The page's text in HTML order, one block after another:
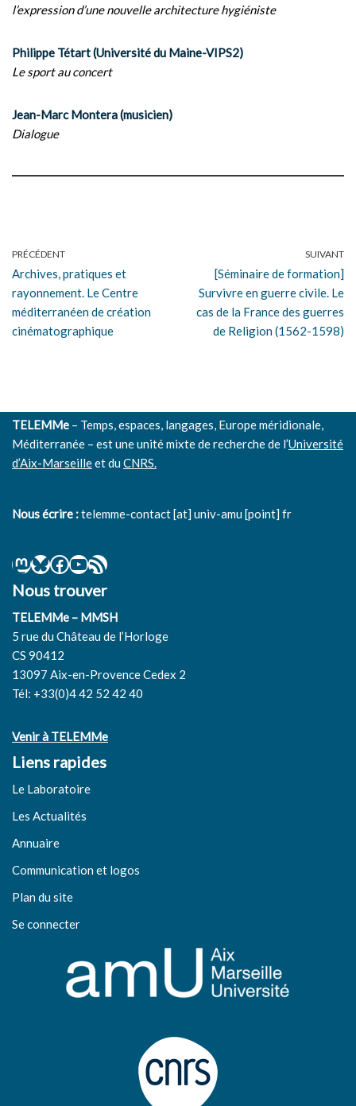
l’expression d’une nouvelle architecture hygiéniste
Philippe Tétart (Université du Maine-VIPS2)
Le sport au concert
Jean-Marc Montera (musicien)
Dialogue
PRÉCÉDENT
Archives, pratiques et
rayonnement. Le Centre
méditerranéen de création
cinématographique
SUIVANT
[Séminaire de formation]
Survivre en guerre civile. Le
cas de la France des guerres
de Religion (1562-1598)
TELEMMe – Temps, espaces, langages, Europe méridionale,
Méditerranée – est une unité mixte de recherche de l’Université
d’Aix-Marseilleet duCNRS.
Nous écrire :telemme-contact [at] univ-amu [point] fr
Nous trouver
TELEMMe – MMSH
5 rue du Château de l’Horloge
CS 90412
13097 Aix-en-Provence Cedex 2
Tél: +33(0)4 42 52 42 40
Venir à TELEMMe
Liens rapides
Le Laboratoire
Les Actualités
Annuaire
Communication et logos
Plan du site
Se connecter